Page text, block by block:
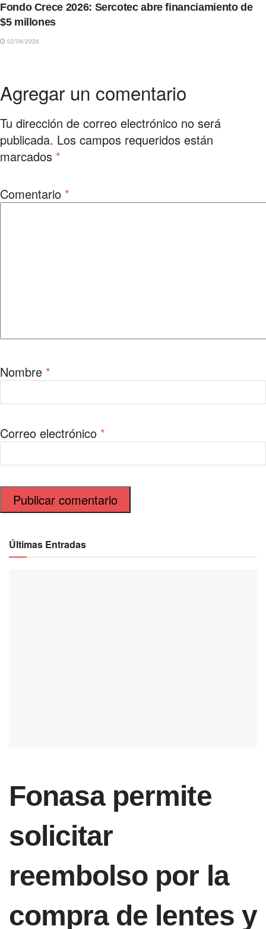
Fondo Crece 2026: Sercotec abre financiamiento de
$5 millones
02/06/2026
Agregar un comentario
Tu dirección de correo electrónico no será
publicada. Los campos requeridos están
marcados *
Comentario *
Nombre *
Correo electrónico *
Últimas Entradas
Fonasa permite
solicitar
reembolso por la
compra de lentes y